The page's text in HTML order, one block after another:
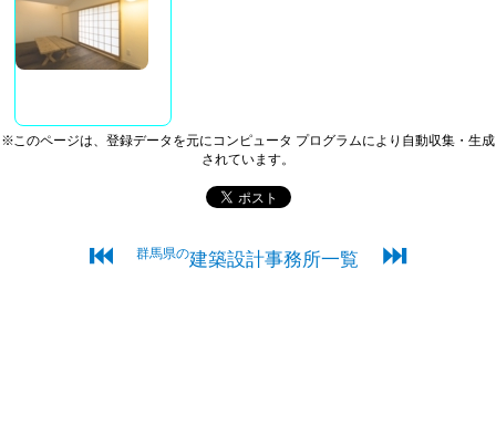
※このページは、登録データを元にコンピュータ プログラムにより自動収集・生成
されています。
⏮ 群馬県の建築設計事務所一覧 ⏭